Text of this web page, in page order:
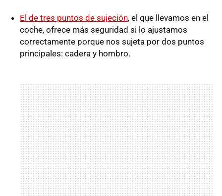
El de tres puntos de sujeción, el que llevamos en el
coche, ofrece más seguridad si lo ajustamos
correctamente porque nos sujeta por dos puntos
principales: cadera y hombro.